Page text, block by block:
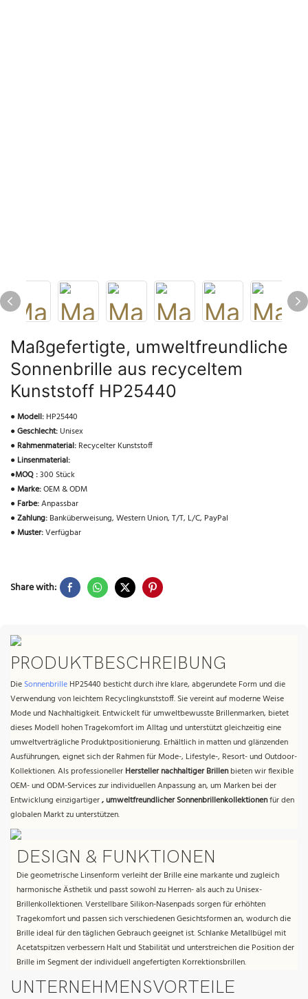
Maßgefertigte, umweltfreundliche
Sonnenbrille aus recyceltem
Kunststoff HP25440
●Modell: HP25440
●Geschlecht: Unisex
● Rahmenmaterial: Recycelter Kunststoff
● Linsenmaterial:
●MOQ :300 Stück
●Marke:OEM & ODM
● Farbe:Anpassbar
●Zahlung: Banküberweisung, Western Union, T/T, L/C, PayPal
●Muster:Verfügbar
Share with:
PRODUKTBESCHREIBUNG
Die Sonnenbrille HP25440 besticht durch ihre klare, abgerundete Form und die
Verwendung von leichtem Recyclingkunststoff. Sie vereint auf moderne Weise
Mode und Nachhaltigkeit. Entwickelt für umweltbewusste Brillenmarken, bietet
dieses Modell hohen Tragekomfort im Alltag und unterstützt gleichzeitig eine
umweltverträgliche Produktpositionierung. Erhältlich in matten und glänzenden
Ausführungen, eignet sich der Rahmen für Mode-, Lifestyle-, Resort- und Outdoor-
Kollektionen. Als professioneller Hersteller nachhaltiger Brillenbieten wir flexible
OEM- und ODM-Services zur individuellen Anpassung an, um Marken bei der
Entwicklung einzigartiger, umweltfreundlicher Sonnenbrillenkollektionenfür den
globalen Markt zu unterstützen.
DESIGN & FUNKTIONEN
Die geometrische Linsenform verleiht der Brille eine markante und zugleich
harmonische Ästhetik und passt sowohl zu Herren- als auch zu Unisex-
Brillenkollektionen. Verstellbare Silikon-Nasenpads sorgen für erhöhten
Tragekomfort und passen sich verschiedenen Gesichtsformen an, wodurch die
Brille ideal für den täglichen Gebrauch geeignet ist. Schlanke Metallbügel mit
Acetatspitzen verbessern Halt und Stabilität und unterstreichen die Position der
Brille im Segment der individuell angefertigten Korrektionsbrillen.
UNTERNEHMENSVORTEILE